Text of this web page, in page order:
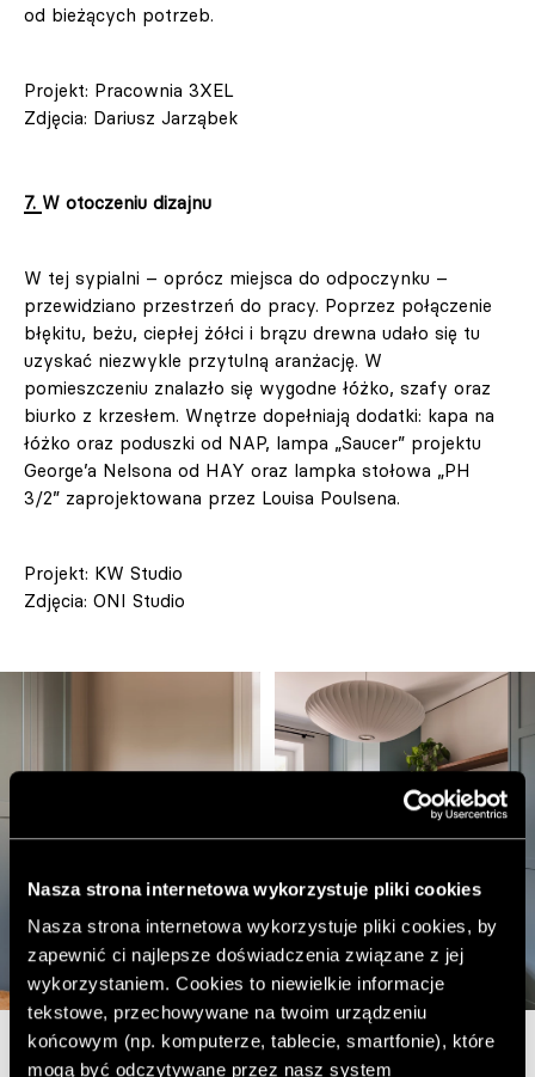
Nasza strona internetowa wykorzystuje pliki cookies
Nasza strona internetowa wykorzystuje pliki cookies, by
zapewnić ci najlepsze doświadczenia związane z jej
wykorzystaniem. Cookies to niewielkie informacje
tekstowe, przechowywane na twoim urządzeniu
końcowym (np. komputerze, tablecie, smartfonie), które
mogą być odczytywane przez nasz system
od bieżących potrzeb.
Projekt: Pracownia 3XEL
Zdjęcia: Dariusz Jarząbek
7. W otoczeniu dizajnu
W tej sypialni – oprócz miejsca do odpoczynku –
przewidziano przestrzeń do pracy. Poprzez połączenie
błękitu, beżu, ciepłej żółci i brązu drewna udało się tu
uzyskać niezwykle przytulną aranżację. W
pomieszczeniu znalazło się wygodne łóżko, szafy oraz
biurko z krzesłem. Wnętrze dopełniają dodatki: kapa na
łóżko oraz poduszki od NAP, lampa „Saucer” projektu
George’a Nelsona od HAY oraz lampka stołowa „PH
3/2” zaprojektowana przez Louisa Poulsena.
Projekt: KW Studio
Zdjęcia: ONI Studio